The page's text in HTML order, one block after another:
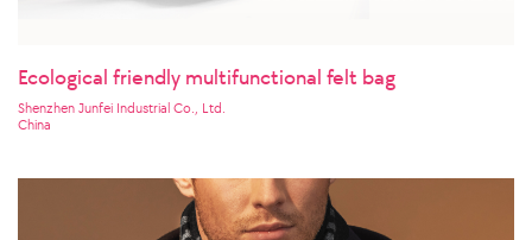
Ecological friendly multifunctional felt bag
Shenzhen Junfei Industrial Co., Ltd.
China